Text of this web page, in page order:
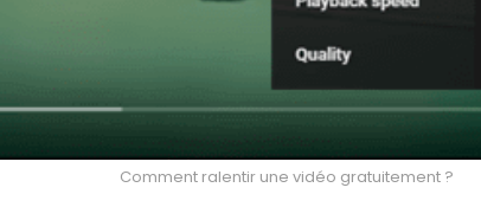
Comment ralentir une vidéo gratuitement ?